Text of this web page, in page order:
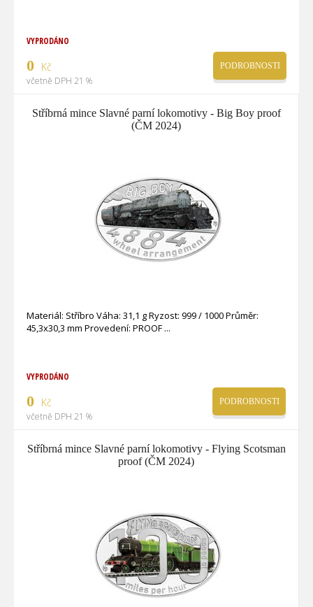
VYPRODÁNO
0 Kč
včetně DPH 21 %
PODROBNOSTI
Stříbrná mince Slavné parní lokomotivy - Big Boy proof
(ČM 2024)
Materiál: Stříbro Váha: 31,1 g Ryzost: 999 / 1000 Průměr:
45,3x30,3 mm Provedení: PROOF
VYPRODÁNO
0 Kč
včetně DPH 21 %
PODROBNOSTI
Stříbrná mince Slavné parní lokomotivy - Flying Scotsman
proof (ČM 2024)